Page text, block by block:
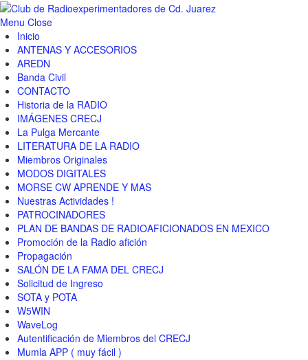
Menu Close
Inicio
ANTENAS Y ACCESORIOS
AREDN
Banda Civil
CONTACTO
Historia de la RADIO
IMÁGENES CRECJ
La Pulga Mercante
LITERATURA DE LA RADIO
Miembros Originales
MODOS DIGITALES
MORSE CW APRENDE Y MAS
Nuestras Actividades !
PATROCINADORES
PLAN DE BANDAS DE RADIOAFICIONADOS EN MEXICO
Promoción de la Radio afición
Propagación
SALÓN DE LA FAMA DEL CRECJ
Solicitud de Ingreso
SOTA y POTA
W5WIN
WaveLog
Autentificación de Miembros del CRECJ
Mumla APP ( muy fácil )